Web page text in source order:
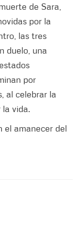
de Sara,
por la
las tres
duelo, una
por
al celebrar la
vida.
el amanecer del